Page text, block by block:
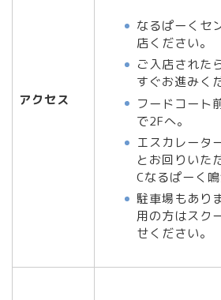
アクセス
なるぱーくセ
店ください。
ご入店された
すぐお進みく
フードコート
で2Fへ。
エスカレータ
とお回りいた
Cなるぱーく
駐車場もあり
用の方はスク
せください。